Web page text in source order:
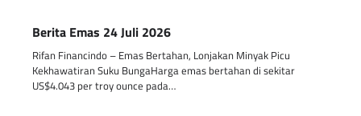
Berita Emas 24 Juli 2026
Rifan Financindo – Emas Bertahan, Lonjakan Minyak Picu
Kekhawatiran Suku BungaHarga emas bertahan di sekitar
US$4.043 per troy ounce pada…